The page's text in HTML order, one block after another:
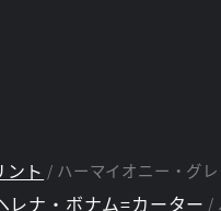
ト ハーマイオニー・グレ
レナ・ボナム=カーター